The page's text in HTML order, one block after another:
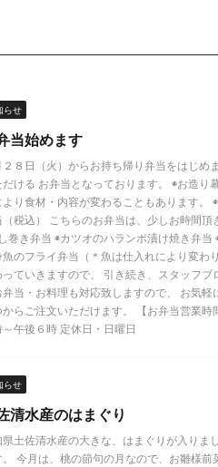
らせ
当始めます
２８日（火）からお持ち帰り弁当をはじ
だける お弁当となっております。 ◉お造り
より食材・内容が変わることもあります。
（税込） こちらのお弁当は、少しお時間頂
巻き弁当 ◉カツオのハランボ漬け焼き弁
魚のフライ弁当（＊魚は仕入れにより変わ
っていきますので、 引き続き、スタッフ
弁当・お料理も対応致しますので、 お気軽
からご注文いただけます。 【お弁当営業
～午後６時 定休日・日曜日
らせ
清水産のはまぐり
県土佐清水産の大きな、はまぐりが入りま
。 今月は、桃の節句の月なので、お雛様